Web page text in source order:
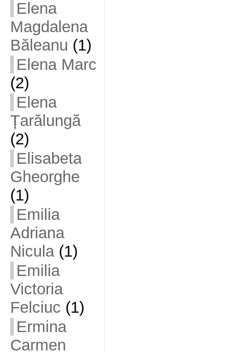
Elena
Magdalena
Băleanu (1)
Elena Marc
(2)
Elena
Țarălungă
(2)
Elisabeta
Gheorghe
(1)
Emilia
Adriana
Nicula(1)
Emilia
Victoria
Felciuc (1)
Ermina
Carmen